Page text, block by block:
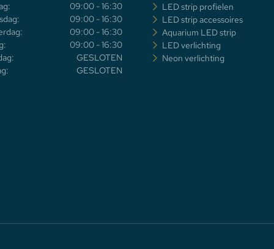
09:00 - 16:30
09:00 - 16:30
09:00 - 16:30
09:00 - 16:30
GESLOTEN
GESLOTEN
LED strip profielen
LED strip accessoires
Aquarium LED strip
LED verlichting
Neon verlichting